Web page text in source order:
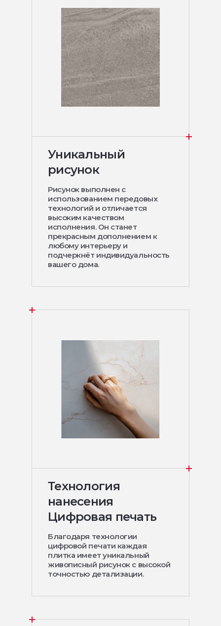
Уникальный
рисунок
Рисунок выполнен с
использованием передовых
технологий и отличается
высоким качеством
исполнения. Он станет
прекрасным дополнением к
любому интерьеру и
подчеркнёт индивидуальность
вашего дома.
Технология
нанесения
Цифровая печать
Благодаря технологии
цифровой печати каждая
плитка имеет уникальный
живописный рисунок с высокой
точностью детализации.